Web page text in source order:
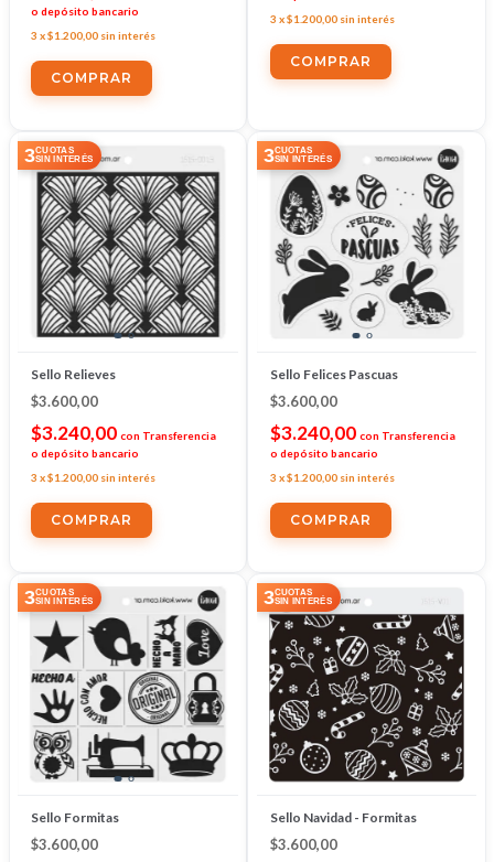
o depósito bancario
3 x$1.200,00 sin interés
3 x$1.200,00 sin interés
3CUOTAS
SIN INTERÉS
Sello Relieves
$3.600,00
$3.240,00 con Transferencia
o depósito bancario
3 x$1.200,00 sin interés
3CUOTAS
SIN INTERÉS
Sello Felices Pascuas
$3.600,00
$3.240,00 con Transferencia
o depósito bancario
3 x$1.200,00 sin interés
3CUOTAS
SIN INTERÉS
Sello Formitas
$3.600,00
3CUOTAS
SIN INTERÉS
Sello Navidad - Formitas
$3.600,00